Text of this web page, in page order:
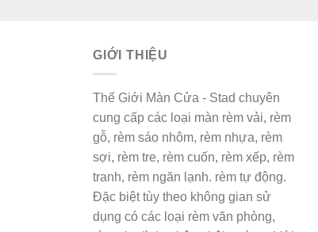
GIỚI THIỆU
Thế Giới Màn Cửa - Stad chuyên
cung cấp các loại màn rèm vải, rèm
gỗ, rèm sáo nhôm, rèm nhựa, rèm
sợi, rèm tre, rèm cuốn, rèm xếp, rèm
tranh, rèm ngăn lạnh. rèm tự động.
Đặc biệt tùy theo không gian sử
dụng có các loại rèm văn phòng,